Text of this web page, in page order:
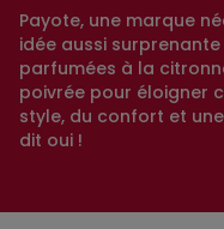
Payote, une marque
idée aussi
parfumées à la
poivrée pour éloigner
style, du confort et
dit oui !